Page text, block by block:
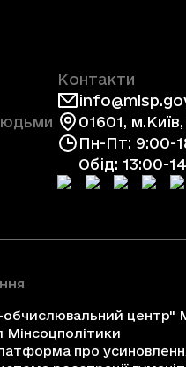
Контакти
01601,
Пн-Пт: 9:00-
Обід: 13:00-
центр"
Мінсоцполітики
про